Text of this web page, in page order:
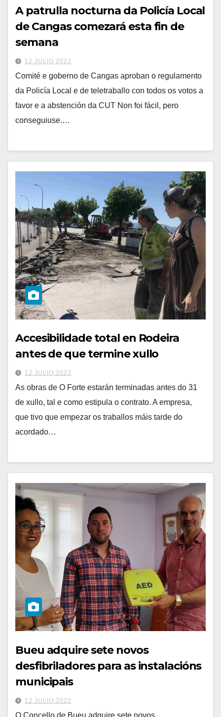
A patrulla nocturna da Policía Local
de Cangas comezará esta fin de
semana
12 JULIO 2022
Comité e goberno de Cangas aproban o regulamento
da Policía Local e de teletraballo con todos os votos a
favor e a abstención da CUT Non foi fácil, pero
conseguiuse.…
Accesibilidade total en Rodeira
antes de que termine xullo
12 JULIO 2022
As obras de O Forte estarán terminadas antes do 31
de xullo, tal e como estipula o contrato. A empresa,
que tivo que empezar os traballos máis tarde do
acordado…
Bueu adquire sete novos
desfibriladores para as instalacións
municipais
12 JULIO 2022
O Concello de Bueu adquire sete novos